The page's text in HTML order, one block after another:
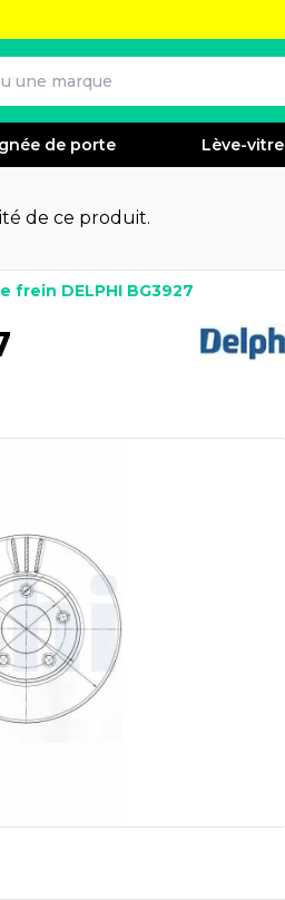
de porte Lève-vitre
de ce produit.
frein DELPHI BG3927